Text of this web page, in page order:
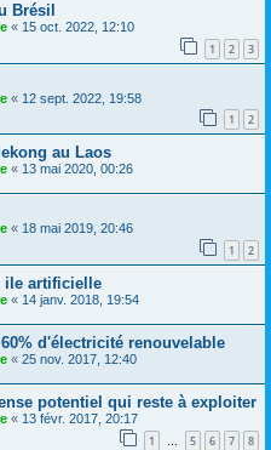
Brésil
« 15 oct. 2022, 12:10
1 2 3
« 12 sept. 2022, 19:58
1 2
au Laos
« 13 mai 2020, 00:26
« 18 mai 2019, 20:46
1 2
ile artificielle
« 14 janv. 2018, 19:54
d'électricité renouvelable
« 25 nov. 2017, 12:40
potentiel qui reste à exploiter
« 13 févr. 2017, 20:17
1 … 5 6 7 8